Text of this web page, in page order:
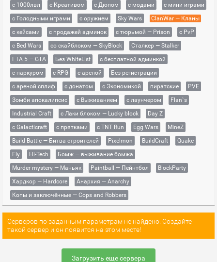
с 1000лвл c Креативом с Дюпом с модами
с мини играми
с Голодными играми
с оружием Sky Wars
ClanWar — Кланы
с кейсами
с продажей админок с тюрьмой — Prison
с PvP
с Bed Wars
со скайблоком — SkyBlock
Сталкер — Stalker
ГТА 5 — GTA
Без WhiteList
с бесплатной админкой
с паркуром
с RPG с ареной
Без регистрации
с ареной сплиф
с донатом с Экономикой пиратские
PVE
Зомби апокалипсис
с Выживанием с лаунчером
Flan`s
Industrial Craft
с Лаки блоком — Lucky block
Day Z
с Galacticraft
с прятками с TNT Run Egg Wars
MineZ
Build Battle — Битва строителей
Pixelmon BuildCraft
Quake
Fly
Hi-Tech
Бомж — выживание бомжа
Murder mystery — Маньяк
Paintball — Пейнтбол
BlockParty
Хардкор — Hardcore
Анархия — Anarchy
Копы и заключённые — Cops and Robbers
Серверов по заданным параметрам не найдено. Создайте
такой сервер и он появится на этом месте!
Загрузить еще сервера